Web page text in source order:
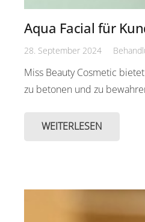
Aqua Facial für
28. September 2024
Miss Beauty Cosmetic
zu betonen und zu
WEITERLESEN